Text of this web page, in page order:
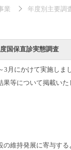
業 年度別主要調
国保直診実態調査
3月にかけて実施しま
等について掲載いた
の維持発展に寄与す